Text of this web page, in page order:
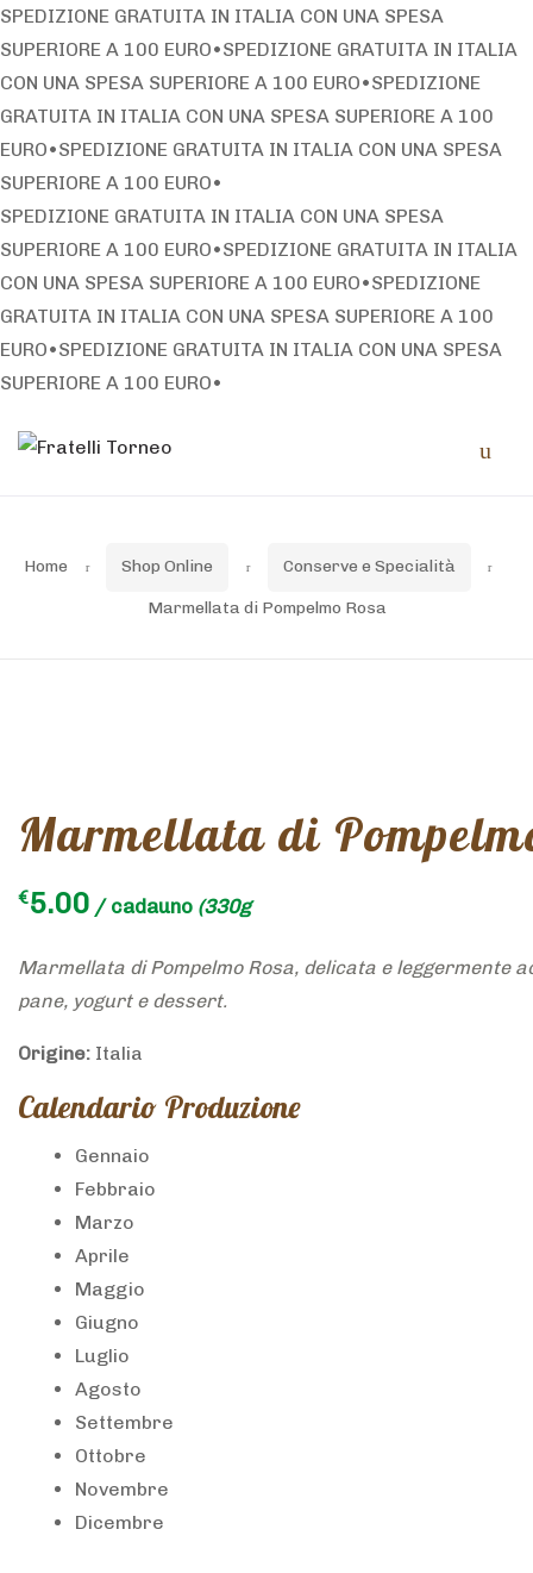
Skip
Skip
Home Shop Online Conserve e Specialità
Marmellata di Pompelmo Rosa
Marmellata di
€5.00 / cadauno (330g
Marmellata di Pompelmo Rosa, delicata e leggermente
pane, yogurt e dessert.
Origine: Italia
Calendario Produzione
Gennaio
Febbraio
Marzo
Aprile
Maggio
Giugno
Luglio
Agosto
Settembre
Ottobre
Novembre
Dicembre
SPEDIZIONE GRATUITA IN ITALIA CON UNA SPESA
SUPERIORE A 100 EURO•SPEDIZIONE GRATUITA IN ITALIA
CON UNA SPESA SUPERIORE A 100 EURO•SPEDIZIONE
GRATUITA IN ITALIA CON UNA SPESA SUPERIORE A 100
EURO•SPEDIZIONE GRATUITA IN ITALIA CON UNA SPESA
SUPERIORE A 100 EURO•
SPEDIZIONE GRATUITA IN ITALIA CON UNA SPESA
SUPERIORE A 100 EURO•SPEDIZIONE GRATUITA IN ITALIA
CON UNA SPESA SUPERIORE A 100 EURO•SPEDIZIONE
GRATUITA IN ITALIA CON UNA SPESA SUPERIORE A 100
EURO•SPEDIZIONE GRATUITA IN ITALIA CON UNA SPESA
SUPERIORE A 100 EURO•